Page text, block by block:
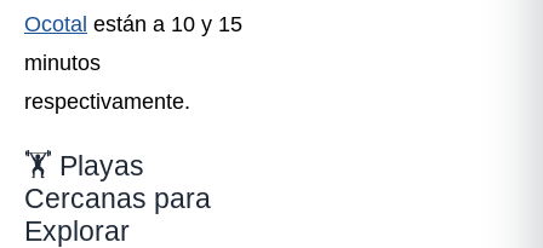
Ocotal están a 10 y 15
minutos
respectivamente.
🏋️ Playas
Cercanas para
Explorar